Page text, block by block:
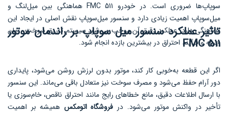
سوپاپ‌ها ضروری است. در خودرو FMC 511 هماهنگی بین میل‌لنگ و
میل‌سوپاپ اهمیت زیادی دارد و سنسور میل‌سوپاپ نقش اصلی در ایجاد این
هماهنگی دارد. عملکرد دقیق آن موجب می‌شود سیستم تزریق سوخت، زمان
جرقه و فرآیند احتراق در بیشترین بازده انجام شود.
تاثیر عملکرد سنسور میل سوپاپ بر راندمان موتور
FMC 511
اگر این قطعه به‌خوبی کار کند، موتور بدون لرزش روشن می‌شود، پایداری
دور آرام حفظ می‌شود و مصرف سوخت نیز متعادل باقی می‌ماند. این سنسور
با ارسال اطلاعات دقیق، مانع خطاهای رایج مانند احتراق ناقص، خام‌سوزی یا
تأخیر در واکنش موتور می‌شود. در فروشگاه اتومکس همیشه بر اهمیت